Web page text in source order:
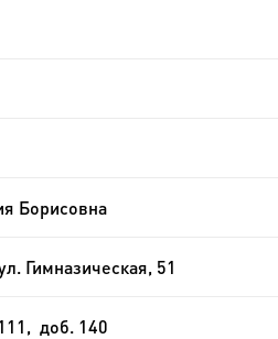
Борисовна
Гимназическая, 51
доб. 140